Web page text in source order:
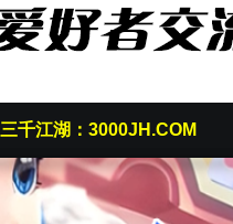
三千江湖：3000JH.COM